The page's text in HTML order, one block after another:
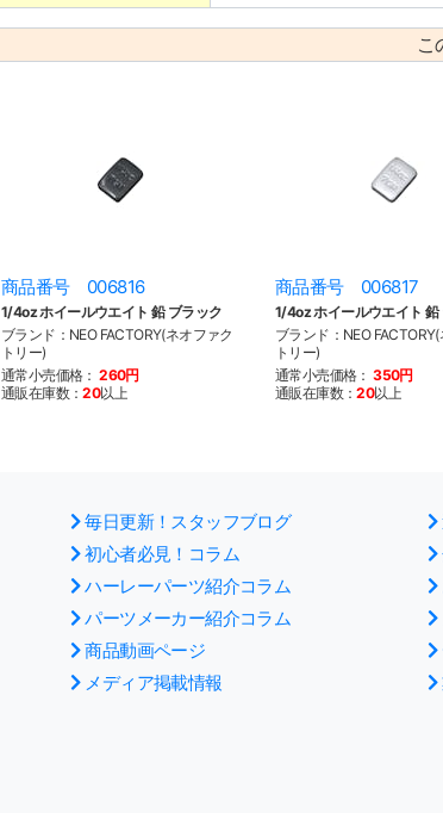
こ
商品番号 006816
1/4oz ホイールウエイト 鉛 ブラック
ブランド：NEO FACTORY(ネオファク
トリー)
通常小売価格： 260円
通販在庫数：20以上
商品番号 006817
1/4oz ホイールウエイト 鉛
ブランド：NEO
トリー)
通常小売価格： 350円
通販在庫数：20以上
毎日更新！スタッフブログ
初心者必見！コラム
ハーレーパーツ紹介コラム
パーツメーカー紹介コラム
商品動画ページ
メディア掲載情報